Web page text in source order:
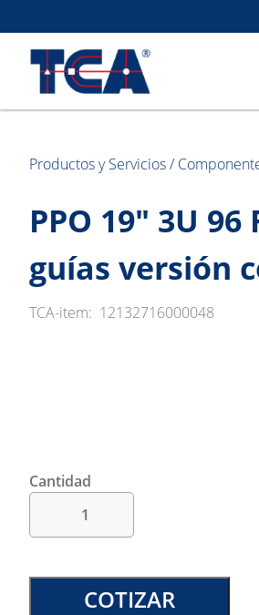
Productos y Servicios/
PPO 19" 3U
guías versión
TCA-item: 12132716000048
Cantidad
COTIZAR